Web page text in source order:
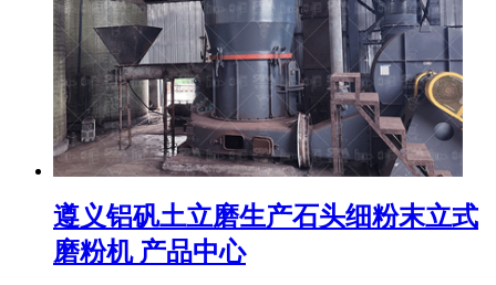
遵义铝矾土立磨生产石头细粉末立式
磨粉机 产品中心